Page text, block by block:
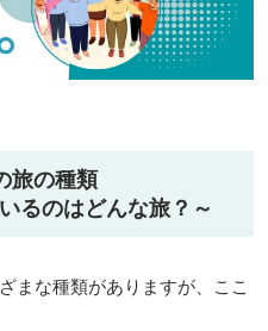
旅の種類
るのはどんな旅？～
まな種類がありますが、ここ